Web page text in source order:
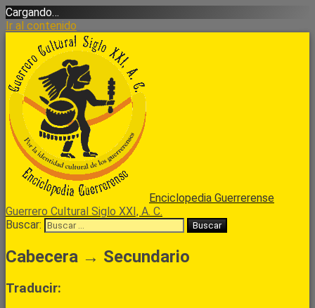
Cargando…
Ir al contenido
Enciclopedia Guerrerense
Guerrero Cultural Siglo XXI, A. C.
Buscar:
Cabecera → Secundario
Traducir: